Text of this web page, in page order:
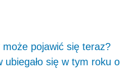
pojawić się teraz?
ubiegało się w tym roku o